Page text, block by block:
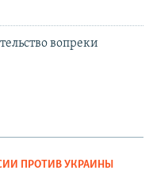
вопреки
ПРОТИВ УКРАИНЫ